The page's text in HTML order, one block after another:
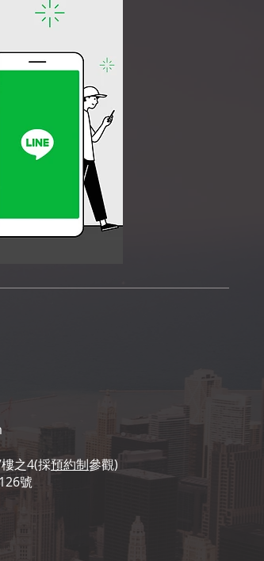
之4(採預約制參觀)
號